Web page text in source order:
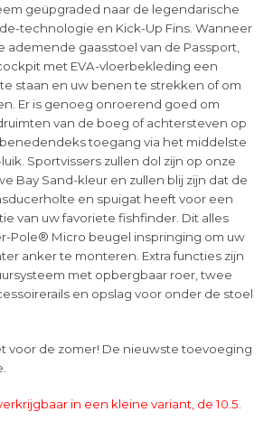
geüpgraded naar de legendarische
technologie en Kick-Up Fins. Wanneer
ademende gaasstoel van de Passport,
met EVA-vloerbekleding een
staan ​​en uw benen te strekken of om
Er is genoeg onroerend goed om
van de boeg of achtersteven op
toegang via het middelste
Sportvissers zullen dol zijn op onze
Bay Sand-kleur en zullen blij zijn dat de
en spuigat heeft voor een
van uw favoriete fishfinder. Dit alles
Pole® Micro beugel inspringing om uw
anker te monteren. Extra functies zijn
met opbergbaar roer, twee
en opslag voor onder de stoel
voor de zomer! De nieuwste toevoeging
in een kleine variant, de 10.5.